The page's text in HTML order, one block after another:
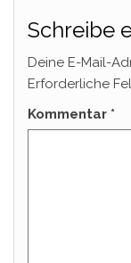
Schreibe
Deine E-Mail-
Erforderliche
Kommentar *